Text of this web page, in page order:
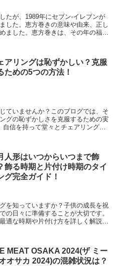
たが、1989年にセブン-イレブンが
した。恵方巻きの意味や由来、正し
ました。恵方巻きは、その年の福徳
アリングは恥ずかしい？克服
ための5つの方法！
ていませんか？このブログでは、そ
グの恥ずかしさを克服するための実
信を持って堂々とチェアリングで
人形はいつからいつまで飾
飾る時期と片付け時期のタイ
グ完全ガイド！
を知っていますか？子供の成長を祝
の日々に準備することが大切です。
適な時期や片付け方を詳しく解説
MEAT OSAKA 2024(ザ ミー
オオサカ 2024)の混雑状況は？